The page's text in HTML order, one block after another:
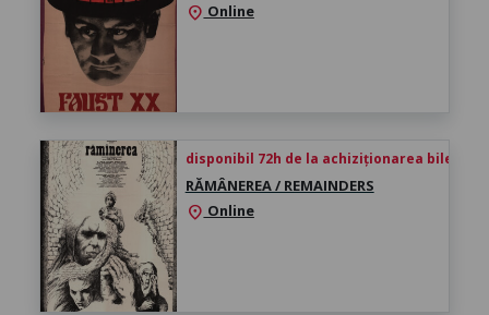
location_on Online
disponibil 72h de la achiziționarea biletului
RĂMÂNEREA / REMAINDERS
location_on Online